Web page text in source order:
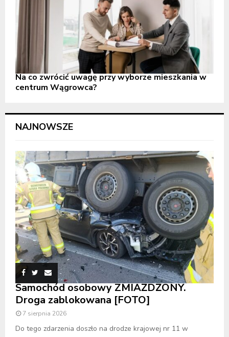
Na co zwrócić uwagę przy wyborze mieszkania w
centrum Wągrowca?
NAJNOWSZE
Samochód osobowy ZMIAŻDŻONY.
Droga zablokowana [FOTO]
7 sierpnia 2026
Do tego zdarzenia doszło na drodze krajowej nr 11 w